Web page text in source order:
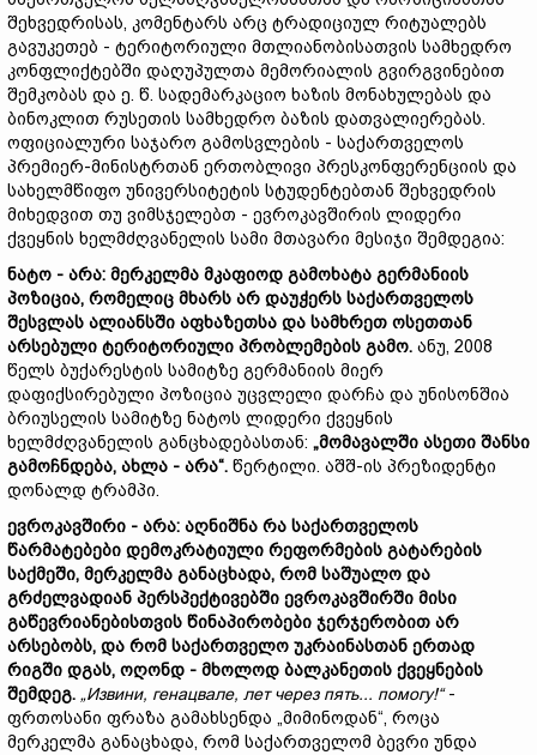
შეხვედრისას, კომენტარს არც ტრადიციულ რიტუალებს
გავუკეთებ - ტერიტორიული მთლიანობისათვის სამხედრო
კონფლიქტებში დაღუპულთა მემორიალის გვირგვინებით
შემკობას და ე. წ. სადემარკაციო ხაზის მონახულებას და
ბინოკლით რუსეთის სამხედრო ბაზის დათვალიერებას.
ოფიციალური საჯარო გამოსვლების - საქართველოს
პრემიერ-მინისტრთან ერთობლივი პრესკონფერენციის და
სახელმწიფო უნივერსიტეტის სტუდენტებთან შეხვედრის
მიხედვით თუ ვიმსჯელებთ - ევროკავშირის ლიდერი
ქვეყნის ხელმძღვანელის სამი მთავარი მესიჯი შემდეგია:
ნატო - არა: მერკელმა მკაფიოდ გამოხატა გერმანიის
პოზიცია, რომელიც მხარს არ დაუჭერს საქართველოს
შესვლას ალიანსში აფხაზეთსა და სამხრეთ ოსეთთან
არსებული ტერიტორიული პრობლემების გამო. ანუ, 2008
წელს ბუქარესტის სამიტზე გერმანიის მიერ
დაფიქსირებული პოზიცია უცვლელი დარჩა და უნისონშია
ბრიუსელის სამიტზე ნატოს ლიდერი ქვეყნის
ხელმძღვანელის განცხადებასთან: „მომავალში ასეთი შანსი
გამოჩნდება, ახლა - არა“. წერტილი. აშშ-ის პრეზიდენტი
დონალდ ტრამპი.
ევროკავშირი - არა: აღნიშნა რა საქართველოს
წარმატებები დემოკრატიული რეფორმების გატარების
საქმეში, მერკელმა განაცხადა, რომ საშუალო და
გრძელვადიან პერსპექტივებში ევროკავშირში მისი
გაწევრიანებისთვის წინაპირობები ჯერჯერობით არ
არსებობს, და რომ საქართველო უკრაინასთან ერთად
რიგში დგას, ოღონდ - მხოლოდ ბალკანეთის ქვეყნების
შემდეგ. „Извини, генацвале, лет через пять... помогу!“-
ფრთოსანი ფრაზა გამახსენდა „მიმინოდან“, როცა
მერკელმა განაცხადა, რომ საქართველომ ბევრი უნდა